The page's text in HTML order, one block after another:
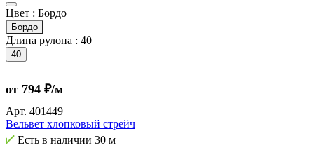
Цвет : Бордо
Бордо
Длина рулона : 40
40
от 794 ₽/м
Арт. 401449
Вельвет хлопковый стрейч
Есть в наличии 30 м